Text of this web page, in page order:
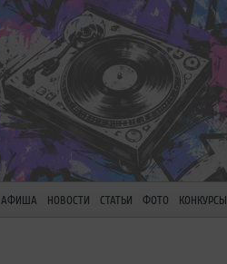
АФИША НОВОСТИ СТАТЬИ ФОТО КОНКУРСЫ